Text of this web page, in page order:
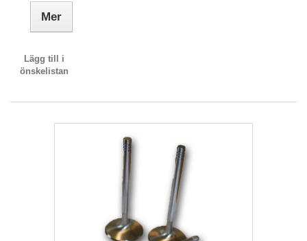
Mer
Lägg till i
önskelistan